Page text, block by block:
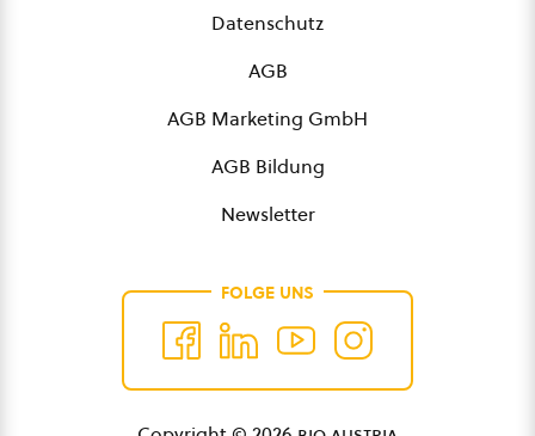
Datenschutz
AGB
AGB Marketing GmbH
AGB Bildung
Newsletter
FOLGE UNS